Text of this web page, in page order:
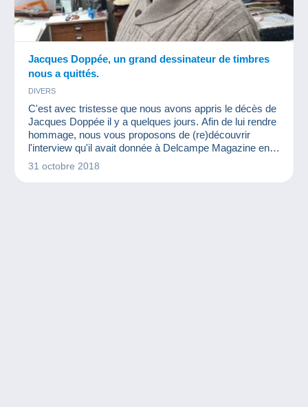
Jacques Doppée, un grand dessinateur de timbres
nous a quittés.
DIVERS
C'est avec tristesse que nous avons appris le décès de
Jacques Doppée il y a quelques jours. Afin de lui rendre
hommage, nous vous proposons de (re)découvrir
l'interview qu'il avait donnée à Delcampe Magazine en
2016.
31 octobre 2018